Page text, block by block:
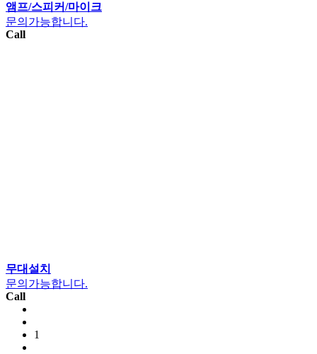
앰프/스피커/마이크
문의가능합니다.
Call
무대설치
문의가능합니다.
Call
1